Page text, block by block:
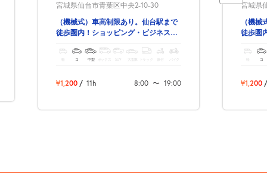
宮城県仙台市青葉区中央2-10-30
（機械式）車高制限あり。仙台駅まで
徒歩圏内！ショッピング・ビジネス・
軽 コ 中型 ボックス SUV 大型車 トラック バイク
¥1,200 / 11h 8:00 〜 19:00
宮城県
（機
徒歩圏
軽 コ
¥1,200 /